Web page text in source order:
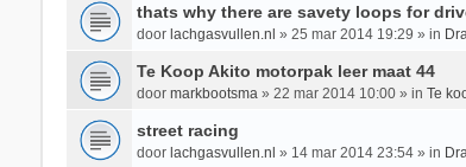
thats why there are savety loops for
door lachgasvullen.nl » 25 mar 2014 19:29 » in
Te Koop Akito motorpak leer maat 44
door markbootsma» 22 mar 2014 10:00» in Te
street racing
door lachgasvullen.nl » 14 mar 2014 23:54» in